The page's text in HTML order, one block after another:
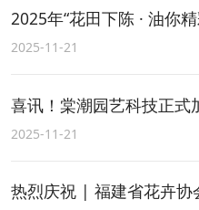
2025-11-21
2025-11-21
热烈庆祝 | 福建省花卉协